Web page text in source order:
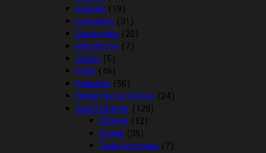
Legetøj (19)
Longering (31)
Læderpleje (20)
Mundkurve (7)
Outlet (5)
Pads (45)
Pelspleje (56)
Rebgrimer & Cordeo (24)
Sadel tilbehør (129)
Diverse (12)
Gjorde (35)
Sadel overtræk (7)